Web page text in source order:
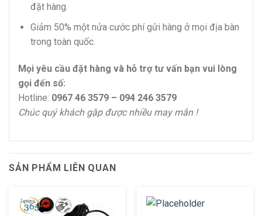
đặt hàng.
Giảm 50% một nửa cước phí gửi hàng ở mọi địa bàn
trong toàn quốc.
Mọi yêu cầu đặt hàng và hỗ trợ tư vấn bạn vui lòng
gọi đến số:
Hotline: 0967 46 3579 – 094 246 3579
Chúc quý khách gặp được nhiều may mắn !
SẢN PHẨM LIÊN QUAN